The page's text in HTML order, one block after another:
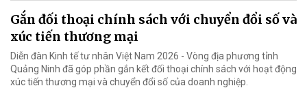
Gắn đối thoại chính sách với chuyển đổi số và
xúc tiến thương mại
Diễn đàn Kinh tế tư nhân Việt Nam 2026 - Vòng địa phương tỉnh
Quảng Ninh đã góp phần gắn kết đối thoại chính sách với hoạt động
xúc tiến thương mại và chuyển đổi số của doanh nghiệp.